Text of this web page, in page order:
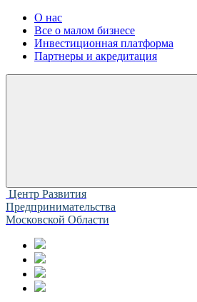
О нас
Все о малом бизнесе
Инвестиционная платформа
Партнеры и акредитация
Центр Развития
Предпринимательства
Московской Области